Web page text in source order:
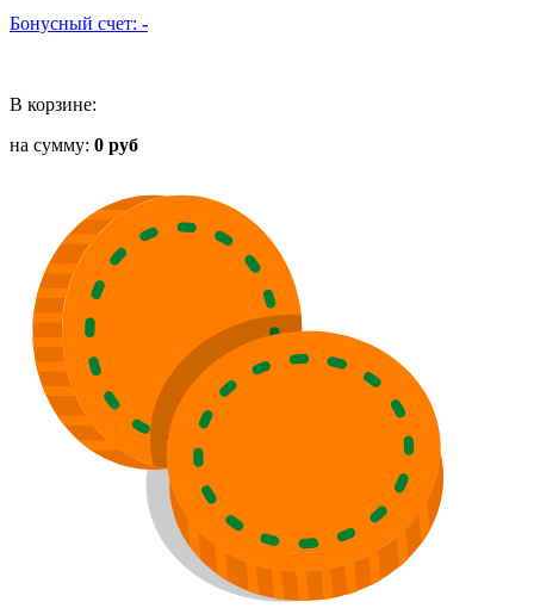
Бонусный счет: -
В корзине:
на сумму: 0 руб